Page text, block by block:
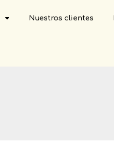
Nuestros clientes